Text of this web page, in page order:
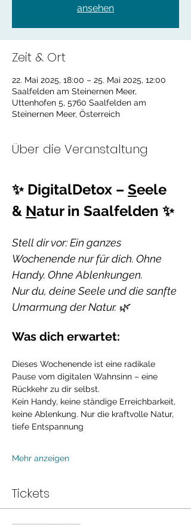
ansehen
Zeit & Ort
22. Mai 2025, 18:00 – 25. Mai 2025, 12:00
Saalfelden am Steinernen Meer,
Uttenhofen 5, 5760 Saalfelden am
Steinernen Meer, Österreich
Über die Veranstaltung
✨ DigitalDetox – Seele
& Natur in Saalfelden ✨
Stell dir vor: Ein ganzes
Wochenende nur für dich. Ohne
Handy. Ohne Ablenkungen.
Nur du, deine Seele und die sanfte
Umarmung der Natur. 🌿
Was dich erwartet:
Dieses Wochenende ist eine radikale
Pause vom digitalen Wahnsinn – eine
Rückkehr zu dir selbst.
Kein Handy, keine ständige Erreichbarkeit,
keine Ablenkung. Nur die kraftvolle Natur,
tiefe Entspannung
Mehr anzeigen
Tickets